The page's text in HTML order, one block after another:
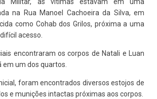
Militar, as vítimas estavam em uma
na Rua Manoel Cachoeira da Silva, em
como Cohab dos Grilos, próxima a uma
acesso.
encontraram os corpos de Natali e Luan
em um dos quartos.
foram encontrados diversos estojos de
e munições intactas próximas aos corpos.